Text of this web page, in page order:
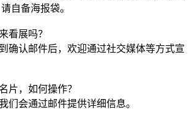
自备海报袋。
看展吗？
确认邮件后，欢迎通过社交媒体等方式宣
片，如何操作？
们会通过邮件提供详细信息。